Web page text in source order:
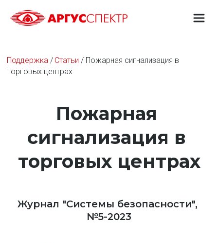
Поддержка / Статьи / Пожарная сигнализация в
торговых центрах
Пожарная
сигнализация в
торговых центрах
Журнал "Системы безопасности",
№5-2023